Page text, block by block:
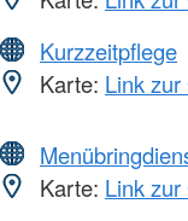
Kurzzeitpflege
Karte: Link
Karte: Link